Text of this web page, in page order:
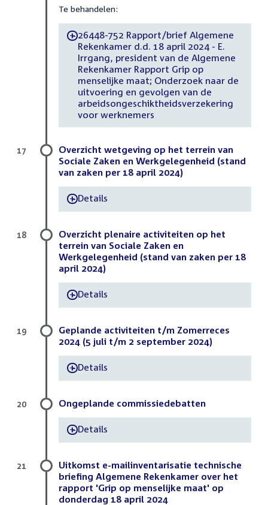
Te behandelen:
-26448-752 Rapport/brief Algemene
Rekenkamer d.d. 18 april 2024 - E.
Irrgang, president van de Algemene
Rekenkamer Rapport Grip op
menselijke maat; Onderzoek naar de
uitvoering en gevolgen van de
arbeidsongeschiktheidsverzekering
voor werknemers
Overzicht wetgeving op het terrein van
Sociale Zaken en Werkgelegenheid (stand
van zaken per 18 april 2024)
-Details
17
Overzicht plenaire activiteiten op het
terrein van Sociale Zaken en
Werkgelegenheid (stand van zaken per 18
april 2024)
-Details
18
Geplande activiteiten t/m Zomerreces
2024 (5 juli t/m 2 september 2024)
-Details
19
Ongeplande commissiedebatten
-Details
20
Uitkomst e-mailinventarisatie technische
briefing Algemene Rekenkamer over het
rapport 'Grip op menselijke maat' op
donderdag 18 april 2024
21